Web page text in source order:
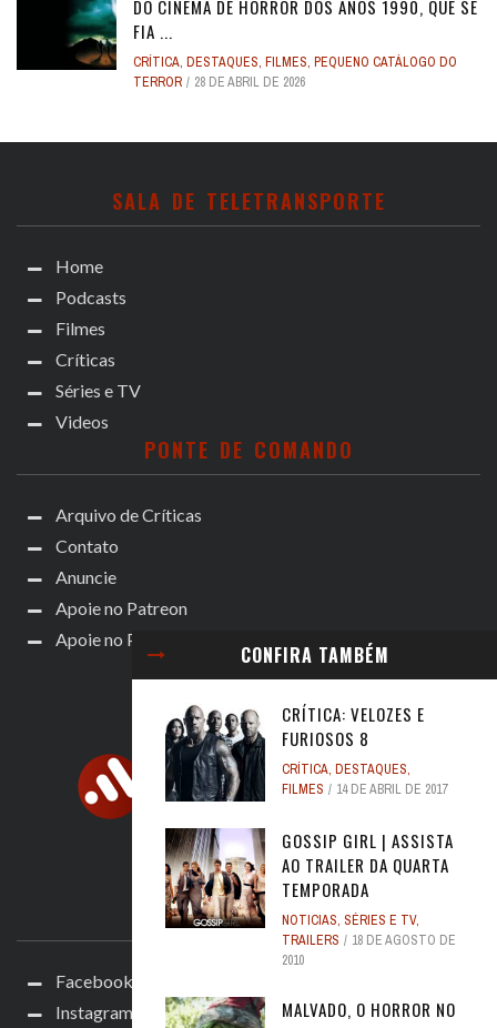
CONFIRA TAMBÉM
CRÍTICA: VELOZES E
FURIOSOS 8
CRÍTICA, DESTAQUES,
FILMES
14 DE ABRIL DE 2017
GOSSIP GIRL | ASSISTA
AO TRAILER DA QUARTA
TEMPORADA
NOTICIAS, SÉRIES E TV,
TRAILERS
18 DE AGOSTO DE
2010
MALVADO, O HORROR NO
DO CINEMA DE HORROR DOS ANOS 1990, QUE SE
FIA ...
CRÍTICA, DESTAQUES, FILMES, PEQUENO CATÁLOGO DO
TERROR
28 DE ABRIL DE 2026
SALA DE TELETRANSPORTE
Home
Podcasts
Filmes
Críticas
Séries e TV
Videos
PONTE DE COMANDO
Arquivo de Críticas
Contato
Anuncie
Apoie no Patreon
Apoie no Padrim!
ACOMPANHE
Facebook
Instagram